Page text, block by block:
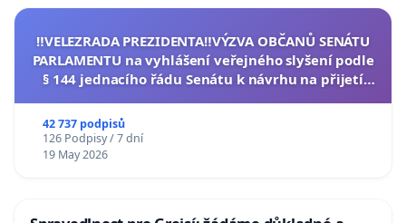
‼️VELEZRADA PREZIDENTA‼️VÝZVA OBČANŮ SENÁTU
PARLAMENTU na vyhlášení veřejného slyšení podle
§ 144 jednacího řádu Senátu k návrhu na přijetí
42 737 podpisů
126 Podpisy / 7 dní
19 May 2026